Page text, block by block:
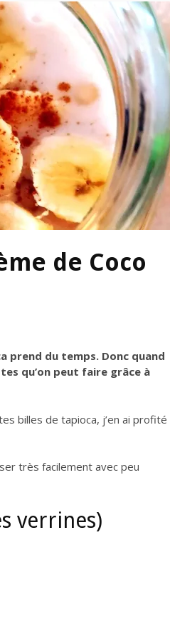
de Coco
prend du temps. Donc quand
qu’on peut faire grâce à
billes de tapioca, j’en ai profité
très facilement avec peu
verrines)